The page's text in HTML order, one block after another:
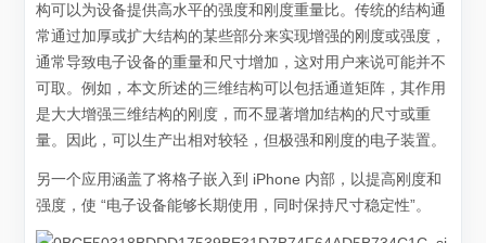
构可以为设备提供高水平的强度和刚度重量比。传统的结构通
常通过加厚或扩大结构的某些部分来实现增强的刚度或强度，
通常导致电子设备的重量和尺寸增加，这对用户来说可能并不
可取。例如，本文所述的三维结构可以包括通道矩阵，其作用
是大大增强三维结构的刚度，而不显著增加结构的尺寸或重
量。因此，可以生产出相对较轻，但极强和刚度的电子装置。
另一个应用涵盖了将格子嵌入到 iPhone 内部，以提高刚度和
强度，使 “电子设备能够长期使用，同时保持尺寸稳定性”。